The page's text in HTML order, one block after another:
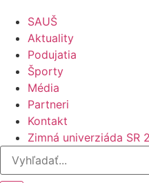
SAUŠ
Aktuality
Podujatia
Športy
Média
Partneri
Kontakt
Zimná univerziáda SR